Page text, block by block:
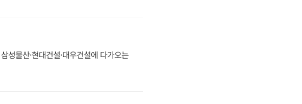
성물산·현대건설·대우건설에 다가오는